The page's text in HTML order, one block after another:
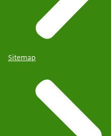
Sitemap